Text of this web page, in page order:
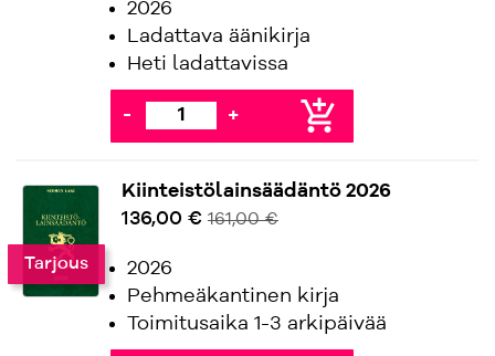
2026
Ladattava äänikirja
Heti ladattavissa
- + add_shopping_cart
Tarjous
Kiinteistölainsäädäntö 2026
136,00 € 161,00 €
2026
Pehmeäkantinen kirja
Toimitusaika 1-3 arkipäivää